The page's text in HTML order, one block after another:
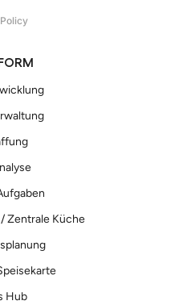
Zentrale Küche
Hub